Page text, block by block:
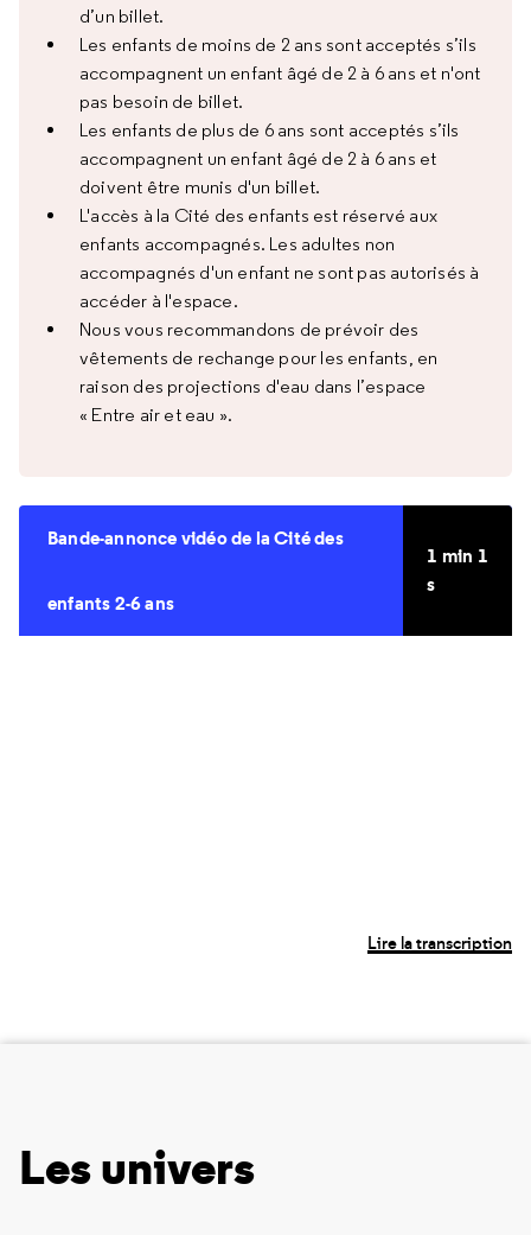
d’un billet.
Les enfants de moins de 2 ans sont acceptés s’ils
accompagnent un enfant âgé de 2 à 6 ans et n'ont
pas besoin de billet.
Les enfants de plus de 6 ans sont acceptés s’ils
accompagnent un enfant âgé de 2 à 6 ans et
doivent être munis d'un billet.
L'accès à la Cité des enfants est réservé aux
enfants accompagnés. Les adultes non
accompagnés d'un enfant ne sont pas autorisés à
accéder à l'espace.
Nous vous recommandons de prévoir des
vêtements de rechange pour les enfants, en
raison des projections d'eau dans l’espace
« Entre air et eau ».
Bande-annonce vidéo de la Cité des
enfants 2-6 ans
1 min 1
s
Lire la transcription
Les univers